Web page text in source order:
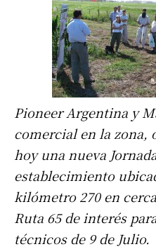
Pioneer Argentina y
comercial en la zona,
hoy una nueva
establecimiento
kilómetro 270 en
Ruta 65 de interés
técnicos de 9 de Julio.